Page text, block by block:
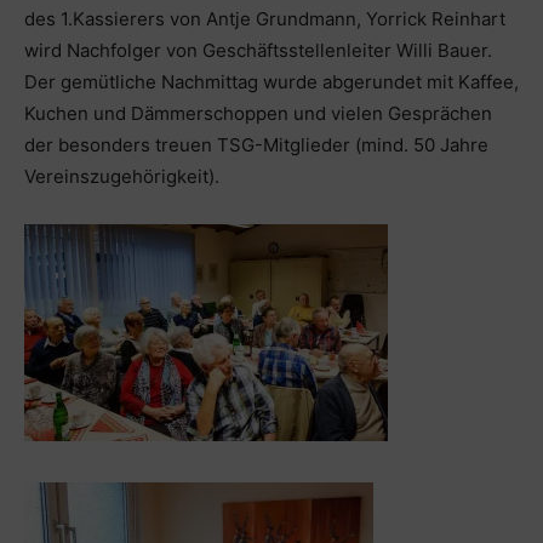
des 1.Kassierers von Antje Grundmann, Yorrick Reinhart
wird Nachfolger von Geschäftsstellenleiter Willi Bauer.
Der gemütliche Nachmittag wurde abgerundet mit Kaffee,
Kuchen und Dämmerschoppen und vielen Gesprächen
der besonders treuen TSG-Mitglieder (mind. 50 Jahre
Vereinszugehörigkeit).